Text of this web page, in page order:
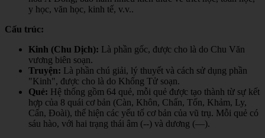
y học, văn học, kinh tế, v.v..
Cấu trúc:
Kinh (Chu Dịch): Là phần gốc, được cho là do Chu Văn
vương biên soạn.
Truyện: Là phần chú giải, lý thuyết và cách sử dụng phần
"Kinh", được cho là do Khổng Tử soạn.
Quẻ: Hệ thống gồm 64 quẻ, mỗi quẻ được tạo thành từ sự kết
hợp của 8 quái cơ bản (Càn, Khôn, Chấn, Tốn, Khảm, Ly,
Cấn, Đoài), thể hiện các yếu tố cơ bản của vũ trụ. Mỗi quẻ có
sáu hào, với hai trạng thái âm (--) và dương (—).